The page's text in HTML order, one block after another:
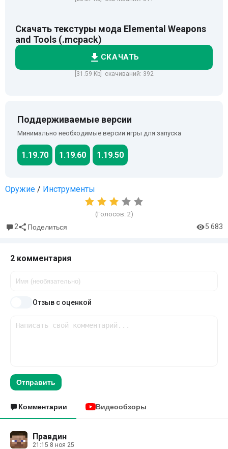
Скачать текстуры мода Elemental Weapons
and Tools (.mcpack)
СКАЧАТЬ
[31.59 Kb] скачиваний: 392
Поддерживаемые версии
Минимально необходимые версии игры для запуска
1.19.70 1.19.60 1.19.50
Оружие / Инструменты
(Голосов: 2)
2 Поделиться 5 683
2 комментария
Отзыв с оценкой
Отправить
Комментарии Видеообзоры
Правдин
21:15 8 ноя 25